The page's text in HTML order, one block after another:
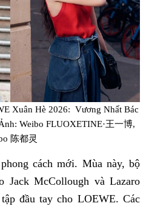
Xuân Hè 2026: Vương Nhất Bác
Weibo FLUOXETINE·王一博,
陈都灵
cách mới. Mùa này, bộ
Jack McCollough và Lazaro
đầu tay cho LOEWE. Các